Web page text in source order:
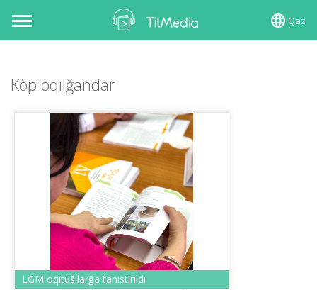
Toggle
navigation
Qaz
Köp oqılğandar
LGM oqıtušılarğa tanıstırıldı